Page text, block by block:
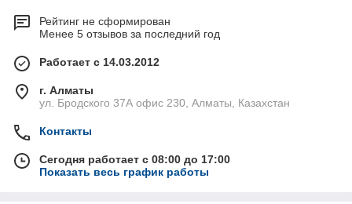
Рейтинг не сформирован
Менее 5 отзывов за последний год
Работает с 14.03.2012
г. Алматы
ул. Бродского 37А офис 230, Алматы, Казахстан
Контакты
Сегодня работает с 08:00 до 17:00
Показать весь график работы